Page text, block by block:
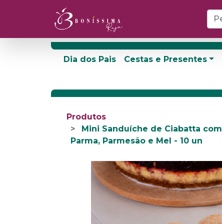
Dia dos Pais Cestas e Presentes
Produtos
Mini Sanduíche de Ciabatta com
Parma, Parmesão e Mel - 10 un